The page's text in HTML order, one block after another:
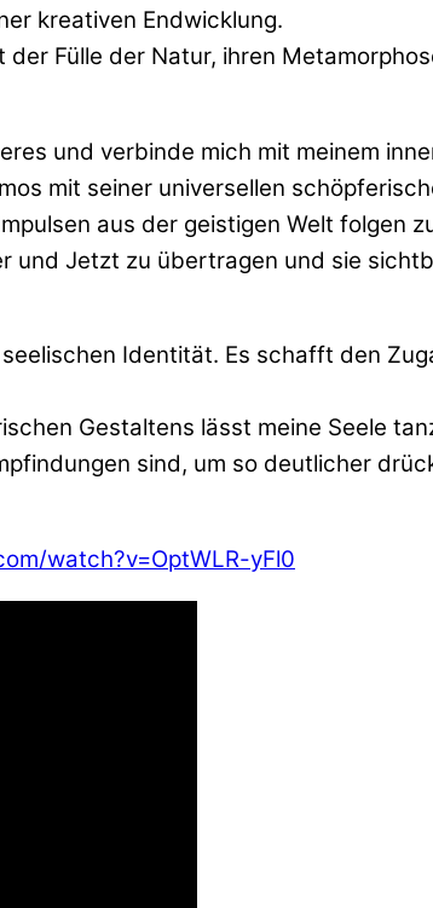
kreativen Endwicklung.
Fülle der Natur, ihren
und verbinde mich mit meinem
mit seiner universellen
aus der geistigen Welt folgen
und Jetzt zu übertragen und sie
Identität. Es schafft den
Gestaltens lässt meine Seele
sind, um so deutlicher
watch?v=OptWLR-yFl0